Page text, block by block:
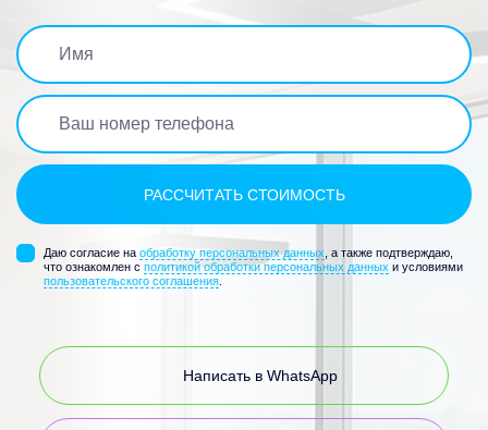
Даю согласие на обработку персональных данных , а также подтверждаю,
что ознакомлен с политикой обработки персональных данных и условиями
пользовательского соглашения
Написать в WhatsApp